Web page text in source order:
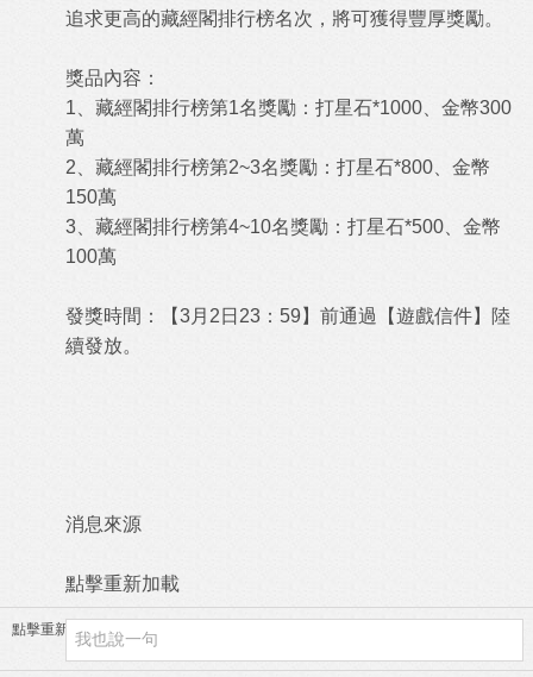
追求更高的藏經閣排行榜名次，將可獲得豐厚獎勵。
獎品內容：
1、藏經閣排行榜第1名獎勵：打星石*1000、金幣300
萬
2、藏經閣排行榜第2~3名獎勵：打星石*800、金幣
150萬
3、藏經閣排行榜第4~10名獎勵：打星石*500、金幣
100萬
發獎時間：【3月2日23：59】前通過【遊戲信件】陸
續發放。
消息來源
點擊重新加載
點擊重新加載